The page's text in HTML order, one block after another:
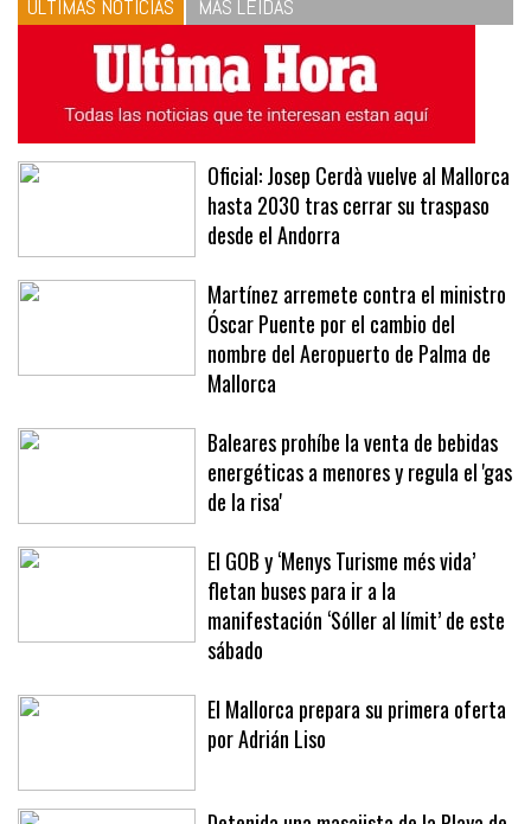
ÚLTIMAS NOTICIAS MÁS LEÍDAS
Oficial: Josep Cerdà vuelve al Mallorca
hasta 2030 tras cerrar su traspaso
desde el Andorra
Martínez arremete contra el ministro
Óscar Puente por el cambio del
nombre del Aeropuerto de Palma de
Mallorca
Baleares prohíbe la venta de bebidas
energéticas a menores y regula el 'gas
de la risa'
El GOB y ‘Menys Turisme més vida’
fletan buses para ir a la
manifestación ‘Sóller al límit’ de este
sábado
El Mallorca prepara su primera oferta